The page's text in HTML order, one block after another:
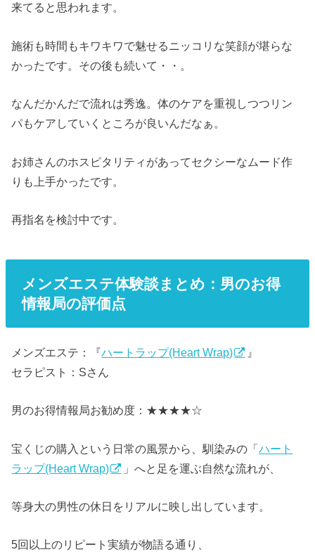
来てると思われます。
施術も時間もキワキワで魅せるニッコリな笑顔が堪らな
かったです。その後も続いて・・。
なんだかんだで流れは秀逸。体のケアを重視しつつリン
パもケアしていくところが良いんだなぁ。
お姉さんのホスピタリティがあってセクシーなムード作
りも上手かったです。
再指名を検討中です。
メンズエステ体験談まとめ：男のお得
情報局の評価点
メンズエステ：『ハートラップ(Heart Wrap)
』
セラピスト：Sさん
男のお得情報局お勧め度：★★★★☆
宝くじの購入という日常の風景から、馴染みの「ハート
ラップ(Heart Wrap)
」へと足を運ぶ自然な流れが、
等身大の男性の休日をリアルに映し出しています。
5回以上のリピート実績が物語る通り、